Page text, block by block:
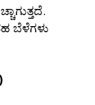
ಬೆಳೆಗಳು